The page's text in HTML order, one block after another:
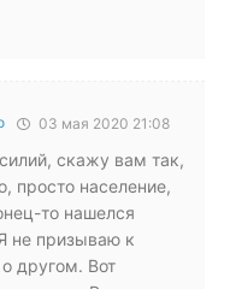
03 мая 2020 21:08
скажу вам так,
просто население,
то нашелся
не призываю к
другом. Вот